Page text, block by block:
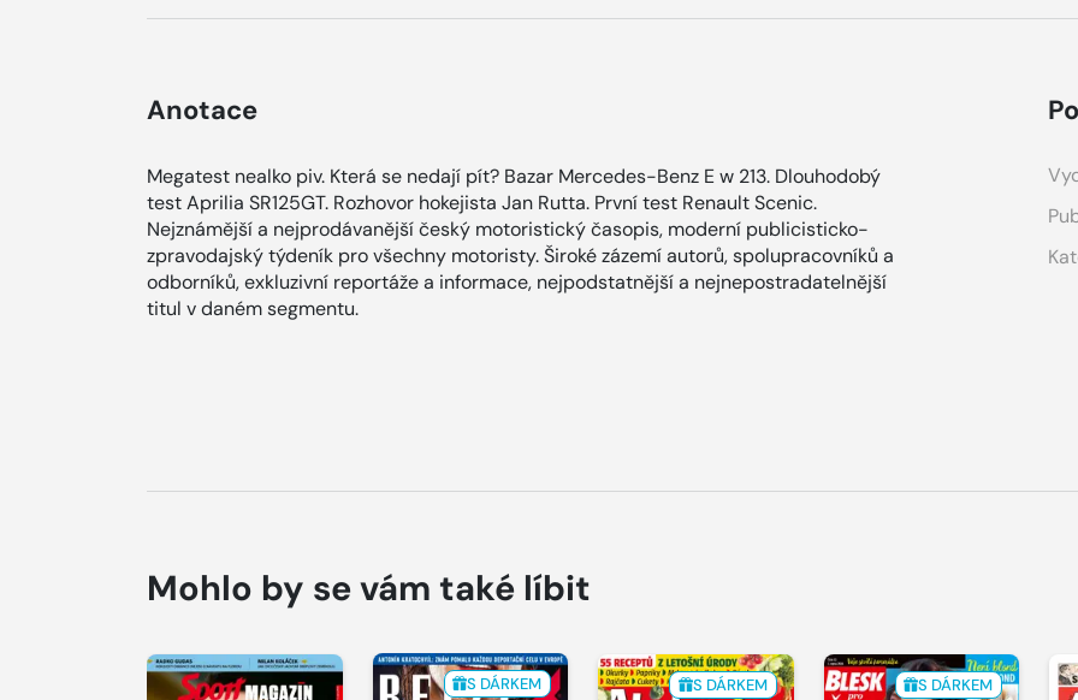
Anotace
Megatest nealko piv. Která se nedají pít? Bazar Mercedes-Benz E w 213. Dlouhodobý
test Aprilia SR125GT. Rozhovor hokejista Jan Rutta. První test Renault Scenic.
Nejznámější a nejprodávanější český motoristický časopis, moderní publicisticko-
zpravodajský týdeník pro všechny motoristy. Široké zázemí autorů, spolupracovníků a
odborníků, exkluzivní reportáže a informace, nejpodstatnější a nejnepostradatelnější
titul v daném segmentu.
Mohlo by se vám také líbit
S DÁRKEM S DÁRKEM S DÁRKEM